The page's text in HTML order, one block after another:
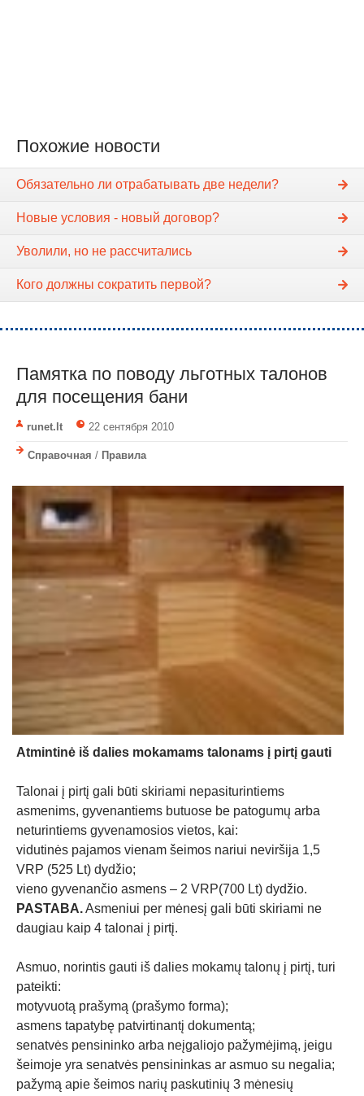
Похожие новости
Обязательно ли отрабатывать две недели?
Новые условия - новый договор?
Уволили, но не рассчитались
Кого должны сократить первой?
Памятка по поводу льготных талонов
для посещения бани
runet.lt 22 сентября 2010
Справочная / Правила
Atmintinė iš dalies mokamams talonams į pirtį gauti
Talonai į pirtį gali būti skiriami nepasiturintiems
asmenims, gyvenantiems butuose be patogumų arba
neturintiems gyvenamosios vietos, kai:
vidutinės pajamos vienam šeimos nariui neviršija 1,5
VRP (525 Lt) dydžio;
vieno gyvenančio asmens – 2 VRP(700 Lt) dydžio.
PASTABA.Asmeniui per mėnesį gali būti skiriami ne
daugiau kaip 4 talonai į pirtį.
Asmuo, norintis gauti iš dalies mokamų talonų į pirtį, turi
pateikti:
motyvuotą prašymą (prašymo forma);
asmens tapatybę patvirtinantį dokumentą;
senatvės pensininko arba neįgaliojo pažymėjimą, jeigu
šeimoje yra senatvės pensininkas ar asmuo su negalia;
pažymą apie šeimos narių paskutinių 3 mėnesių